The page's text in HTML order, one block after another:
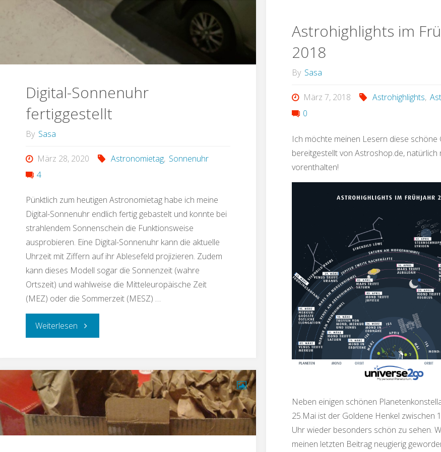
Digital-Sonnenuhr
fertiggestellt
By Sasa
März 28, 2020 Astronomietag, Sonnenuhr
4
Pünktlich zum heutigen Astronomietag habe ich meine
Digital-Sonnenuhr endlich fertig gebastelt und konnte bei
strahlendem Sonnenschein die Funktionsweise
ausprobieren. Eine Digital-Sonnenuhr kann die aktuelle
Uhrzeit mit Ziffern auf ihr Ablesefeld projizieren. Zudem
kann dieses Modell sogar die Sonnenzeit (wahre
Ortszeit) und wahlweise die Mitteleuropäische Zeit
(MEZ) oder die Sommerzeit (MESZ) …
Weiterlesen "Digital-
fertiggestellt"
Astrohighlights im
2018
By Sasa
März 7, 2018 Astrohighlights,
0
Ich möchte meinen Lesern diese schöne
bereitgestellt von Astroshop.de, natürlich
vorenthalten!
Neben einigen schönen
25.Mai ist der Goldene Henkel zwischen
Uhr wieder besonders schön zu sehen.
meinen letzten Beitrag neugierig